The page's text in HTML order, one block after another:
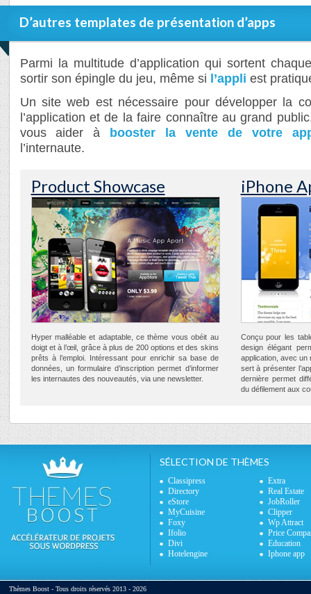
D’autres templates de présentation d’apps
Parmi la multitude d’application qui sortent
sortir son épingle du jeu, même si l’appli est
Un site web est nécessaire pour développer la
l’application et de la faire connaître au grand
vous aider à booster la vente de votre
l’internaute.
Product Showcase
Hyper malléable et adaptable, ce thème vous obéit au
doigt et à l’œil, grâce à plus de 200 options et des skins
prêts à l’emploi. Intéressant pour enrichir sa base de
données, un formulaire d’inscription permet d’informer
les internautes des nouveautés, via une newsletter.
iPhone
Conçu pour les
design élégant
application, avec un
sert à présenter
dernière permet
du défilement aux
SÉLECTION DE THÈMES
Classipress
Extra
Directory
Real Estate
eStore
JobRoller
MyCuisine
Clipper
Foxy
Wp Attract
Ifolio
Price
Divi
Education
Hotelengine
Iphone app
Thèmes Boost - Tous droits réservés 2013 - 2026